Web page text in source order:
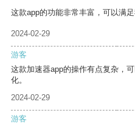
这款app的功能非常丰富，可以满足
2024-02-29
游客
这款加速器app的操作有点复杂，
化。
2024-02-29
游客